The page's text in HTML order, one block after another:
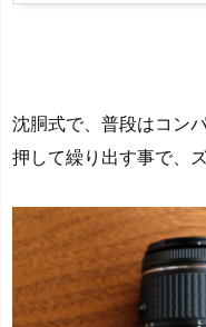
沈胴式で、普段はコン
押して繰り出す事で、